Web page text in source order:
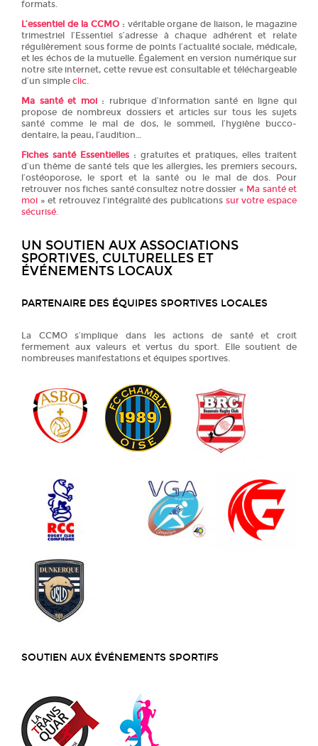
formats.
L’essentiel de la CCMO : véritable organe de liaison, le magazine
trimestriel l’Essentiel s’adresse à chaque adhérent et relate
régulièrement sous forme de points l’actualité sociale, médicale,
et les échos de la mutuelle. Également en version numérique sur
notre site internet, cette revue est consultable et téléchargeable
d’un simple clic.
Ma santé et moi : rubrique d’information santé en ligne qui
propose de nombreux dossiers et articles sur tous les sujets
santé comme le mal de dos, le sommeil, l’hygiène bucco-
dentaire, la peau, l’audition…
Fiches santé Essentielles: gratuites et pratiques, elles traitent
d’un thème de santé tels que les allergies, les premiers secours,
l’ostéoporose, le sport et la santé ou le mal de dos. Pour
retrouver nos fiches santé consultez notre dossier « Ma santé et
moi » et retrouvez l’intégralité des publications sur votre espace
sécurisé.
UN SOUTIEN AUX ASSOCIATIONS
SPORTIVES, CULTURELLES ET
ÉVÉNEMENTS LOCAUX
PARTENAIRE DES ÉQUIPES SPORTIVES LOCALES
La CCMO s’implique dans les actions de santé et croit
fermement aux valeurs et vertus du sport. Elle soutient de
nombreuses manifestations et équipes sportives.
SOUTIEN AUX ÉVÉNEMENTS SPORTIFS